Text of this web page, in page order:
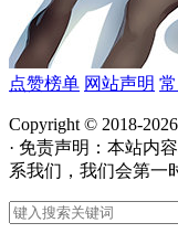
点赞榜单 网站声明
Copyright © 2018-2026
· 免责声明：本站内
系我们，我们会第一